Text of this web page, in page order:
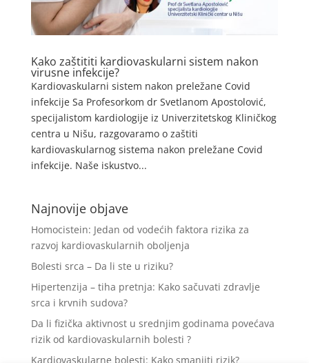
Kako zaštititi kardiovaskularni sistem nakon
virusne infekcije?
Kardiovaskularni sistem nakon preležane Covid
infekcije Sa Profesorkom dr Svetlanom Apostolović,
specijalistom kardiologije iz Univerzitetskog Kliničkog
centra u Nišu, razgovaramo o zaštiti
kardiovaskularnog sistema nakon preležane Covid
infekcije. Naše iskustvo...
Najnovije objave
Homocistein: Jedan od vodećih faktora rizika za
razvoj kardiovaskularnih oboljenja
Bolesti srca – Da li ste u riziku?
Hipertenzija – tiha pretnja: Kako sačuvati zdravlje
srca i krvnih sudova?
Da li fizička aktivnost u srednjim godinama povećava
rizik od kardiovaskularnih bolesti ?
Kardiovaskularne bolesti: Kako smanjiti rizik?